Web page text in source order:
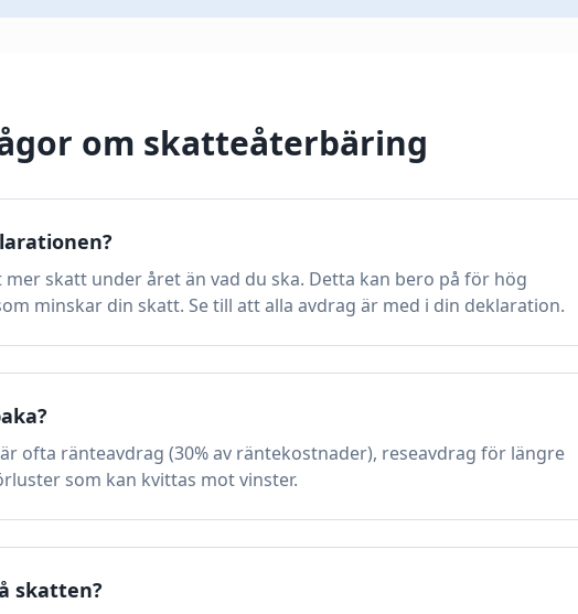
om skatteåterbäring
skatt under året än vad du ska. Detta kan bero på för hög
minskar din skatt. Se till att alla avdrag är med i din deklaration.
ofta ränteavdrag (30% av räntekostnader), reseavdrag för längre
som kan kvittas mot vinster.
skatten?